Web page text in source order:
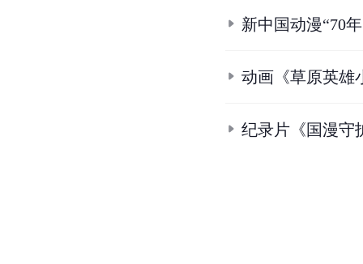
新中国动漫“70
动画《草原英雄
纪录片《国漫守